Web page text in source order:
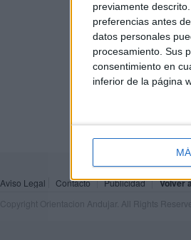
previamente
preferencias antes
datos personales
procesamiento. Sus
consentimiento en
inferior de la página
Aviso Legal Contacto Publicidad Volver
Copyright Orientacion Andujar. All Rights